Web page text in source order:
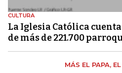
CULTURA
La Iglesia Católica
de más de 221.700
MÁS EL PAPA,